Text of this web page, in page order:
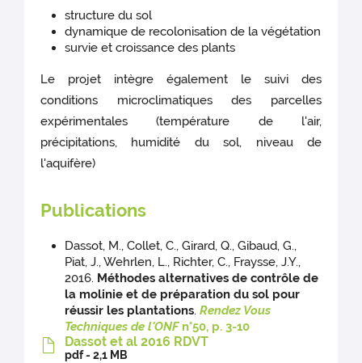
structure du sol
dynamique de recolonisation de la végétation
survie et croissance des plants
Le projet intègre également le suivi des
conditions microclimatiques des parcelles
expérimentales (température de l'air,
précipitations, humidité du sol, niveau de
l'aquifère)
Publications
Dassot, M., Collet, C., Girard, Q., Gibaud, G.,
Piat, J., Wehrlen, L., Richter, C., Fraysse, J.Y.,
2016. Méthodes alternatives de contrôle de
la molinie et de préparation du sol pour
réussir les plantations.Rendez Vous
Techniques de l'ONFn°50, p. 3-10
Dassot et al 2016 RDVT
pdf - 2,1 MB